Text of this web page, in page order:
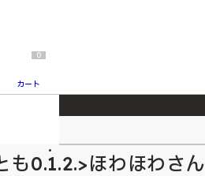
2026/7/23
0
カート
も0.1.2.>ほわほわさ